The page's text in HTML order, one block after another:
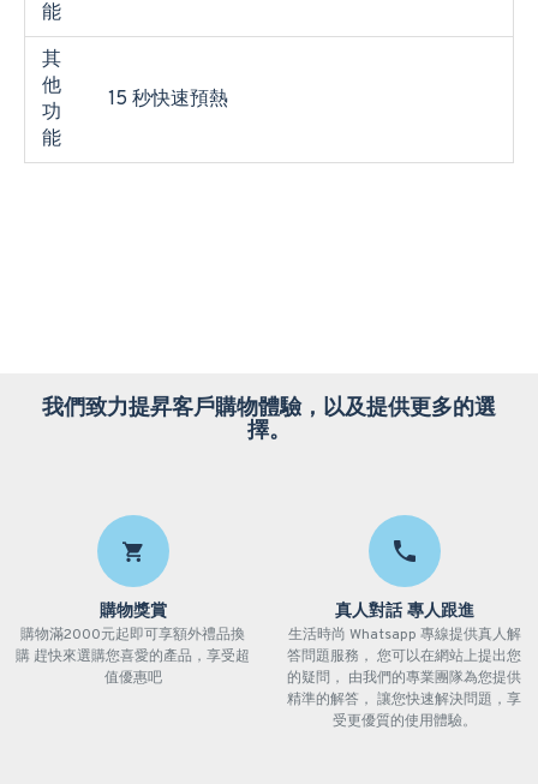
能
其
他
功
能
15 秒快速預熱
我們致力提昇客戶購物體驗，以及提供更多的選
擇。
購物獎賞
購物滿2000元起即可享額外禮品換
購 趕快來選購您喜愛的產品，享受超
值優惠吧
真人對話 專人跟進
生活時尚 Whatsapp 專線提供真人解
答問題服務， 您可以在網站上提出您
的疑問， 由我們的專業團隊為您提供
精準的解答， 讓您快速解決問題，享
受更優質的使用體驗。